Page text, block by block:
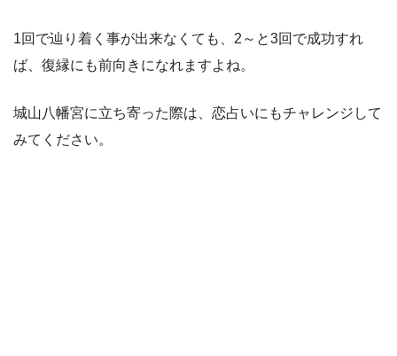
1回で辿り着く事が出来なくても、2～と3回で成功すれ
ば、復縁にも前向きになれますよね。
城山八幡宮に立ち寄った際は、恋占いにもチャレンジして
みてください。